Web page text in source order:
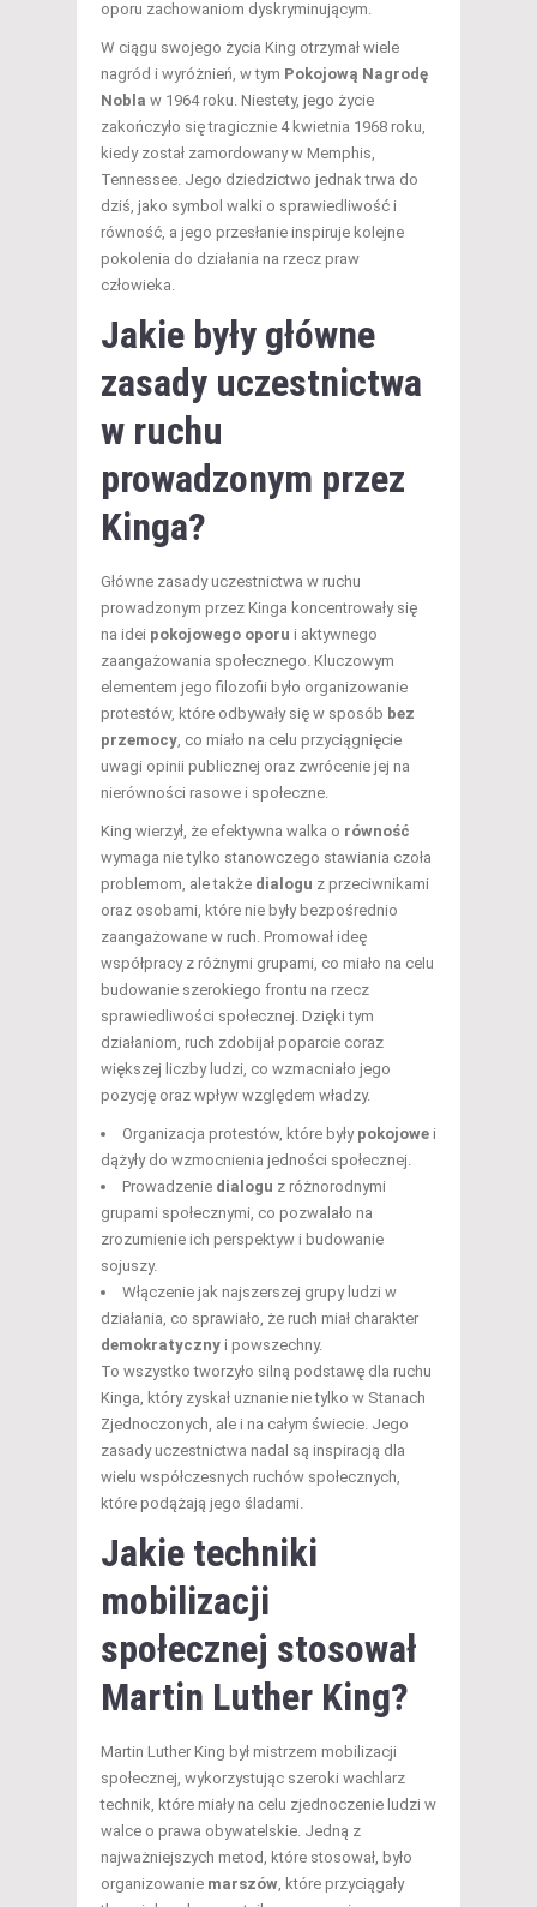
oporu zachowaniom dyskryminującym.
W ciągu swojego życia King otrzymał wiele
nagród i wyróżnień, w tym Pokojową Nagrodę
Nobla w 1964 roku. Niestety, jego życie
zakończyło się tragicznie 4 kwietnia 1968 roku,
kiedy został zamordowany w Memphis,
Tennessee. Jego dziedzictwo jednak trwa do
dziś, jako symbol walki o sprawiedliwość i
równość, a jego przesłanie inspiruje kolejne
pokolenia do działania na rzecz praw
człowieka.
Jakie były główne
zasady uczestnictwa
w ruchu
prowadzonym przez
Kinga?
Główne zasady uczestnictwa w ruchu
prowadzonym przez Kinga koncentrowały się
na idei pokojowego oporu i aktywnego
zaangażowania społecznego. Kluczowym
elementem jego filozofii było organizowanie
protestów, które odbywały się w sposób bez
przemocy , co miało na celu przyciągnięcie
uwagi opinii publicznej oraz zwrócenie jej na
nierówności rasowe i społeczne.
King wierzył, że efektywna walka o równość
wymaga nie tylko stanowczego stawiania czoła
problemom, ale także dialogu z przeciwnikami
oraz osobami, które nie były bezpośrednio
zaangażowane w ruch. Promował ideę
współpracy z różnymi grupami, co miało na celu
budowanie szerokiego frontu na rzecz
sprawiedliwości społecznej. Dzięki tym
działaniom, ruch zdobijał poparcie coraz
większej liczby ludzi, co wzmacniało jego
pozycję oraz wpływ względem władzy.
Organizacja protestów, które były pokojowe i
dążyły do wzmocnienia jedności społecznej.
Prowadzenie dialogu z różnorodnymi
grupami społecznymi, co pozwalało na
zrozumienie ich perspektyw i budowanie
sojuszy.
Włączenie jak najszerszej grupy ludzi w
działania, co sprawiało, że ruch miał charakter
demokratyczny i powszechny.
To wszystko tworzyło silną podstawę dla ruchu
Kinga, który zyskał uznanie nie tylko w Stanach
Zjednoczonych, ale i na całym świecie. Jego
zasady uczestnictwa nadal są inspiracją dla
wielu współczesnych ruchów społecznych,
które podążają jego śladami.
Jakie techniki
mobilizacji
społecznej stosował
Martin Luther King?
Martin Luther King był mistrzem mobilizacji
społecznej, wykorzystując szeroki wachlarz
technik, które miały na celu zjednoczenie ludzi w
walce o prawa obywatelskie. Jedną z
najważniejszych metod, które stosował, było
organizowanie marszów , które przyciągały